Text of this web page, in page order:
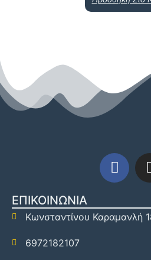
ΕΠΙΚΟΙΝΩΝΙΑ
Κωνσταντίνου Καραμανλή
6972182107